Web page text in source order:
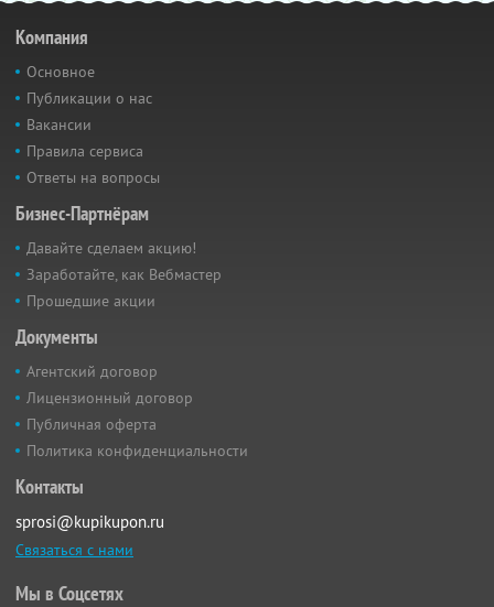
Компания
Основное
Публикации о нас
Вакансии
Правила сервиса
Ответы на вопросы
Бизнес-Партнёрам
Давайте сделаем акцию!
Заработайте, как Вебмастер
Прошедшие акции
Документы
Агентский договор
Лицензионный договор
Публичная оферта
Политика конфиденциальности
Контакты
sprosi@kupikupon.ru
Связаться с нами
Мы в Соцсетях